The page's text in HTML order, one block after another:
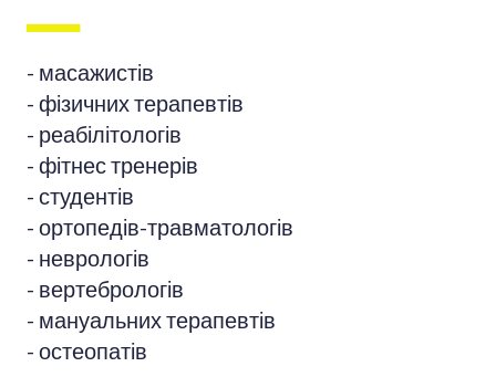
▃▃▃▃
- масажистів
- фізичних терапевтів
- реабілітологів
- фітнес тренерів
- студентів
- ортопедів-травматологів
- неврологів
- вертебрологів
- мануальних терапевтів
- остеопатів